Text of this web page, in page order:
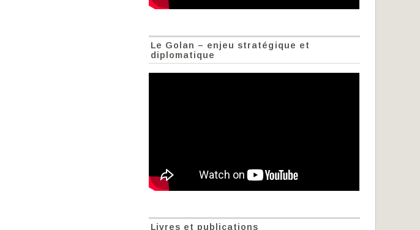
Le Golan – enjeu stratégique et
diplomatique
Livres et publications